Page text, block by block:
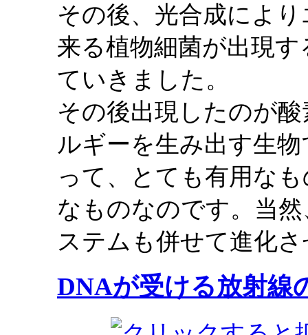
その後、光合成によ
来る植物細菌が出現
ていきました。
その後出現したのが
ルギーを生み出す生
って、とても有用な
なものなのです。当
ステムも併せて進化
DNAが受ける放射線